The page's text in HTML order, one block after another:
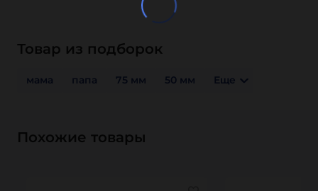
Товар из подборок
мама папа 75 мм 50 мм Еще
Похожие товары